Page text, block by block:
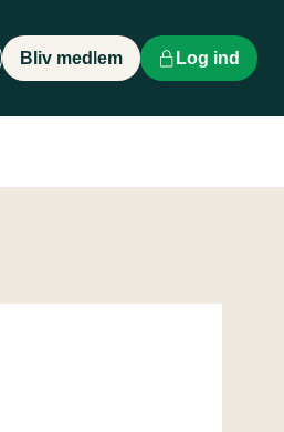
Bliv medlem Log ind